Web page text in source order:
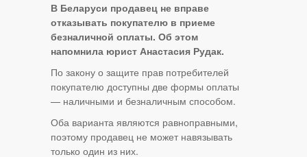
В Беларуси продавец не вправе
отказывать покупателю в приеме
безналичной оплаты. Об этом
напомнила юрист Анастасия Рудак.
По закону о защите прав потребителей
покупателю доступны две формы оплаты
— наличными и безналичным способом.
Оба варианта являются равноправными,
поэтому продавец не может навязывать
только один из них.